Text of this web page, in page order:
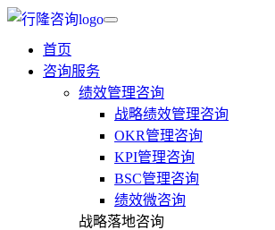
首页
咨询服务
绩效管理咨询
战略绩效管理咨询
OKR管理咨询
KPI管理咨询
BSC管理咨询
绩效微咨询
战略落地咨询